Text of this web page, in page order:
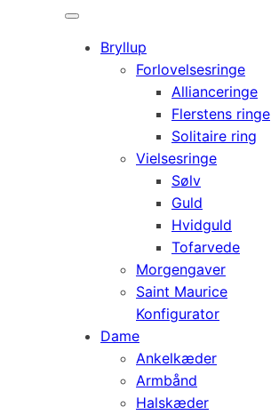
Bryllup
Forlovelsesringe
Allianceringe
Flerstens ringe
Solitaire ring
Vielsesringe
Sølv
Guld
Hvidguld
Tofarvede
Morgengaver
Saint Maurice
Konfigurator
Dame
Ankelkæder
Armbånd
Halskæder